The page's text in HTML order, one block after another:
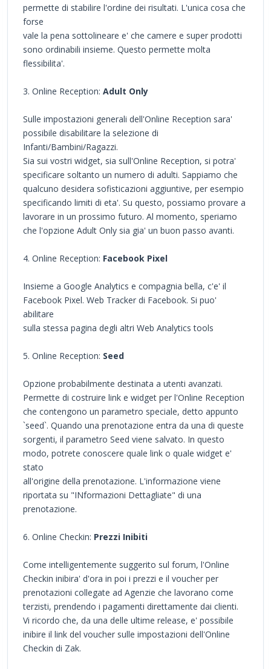
permette di stabilire l'ordine dei risultati. L'unica cosa che
forse
vale la pena sottolineare e' che camere e super prodotti
sono ordinabili insieme. Questo permette molta
flessibilita'.
3. Online Reception: Adult Only
Sulle impostazioni generali dell'Online Reception sara'
possibile disabilitare la selezione di
Infanti/Bambini/Ragazzi.
Sia sui vostri widget, sia sull'Online Reception, si potra'
specificare soltanto un numero di adulti. Sappiamo che
qualcuno desidera sofisticazioni aggiuntive, per esempio
specificando limiti di eta'. Su questo, possiamo provare a
lavorare in un prossimo futuro. Al momento, speriamo
che l'opzione Adult Only sia gia' un buon passo avanti.
4. Online Reception: Facebook Pixel
Insieme a Google Analytics e compagnia bella, c'e' il
Facebook Pixel. Web Tracker di Facebook. Si puo'
abilitare
sulla stessa pagina degli altri Web Analytics tools
5. Online Reception: Seed
Opzione probabilmente destinata a utenti avanzati.
Permette di costruire link e widget per l'Online Reception
che contengono un parametro speciale, detto appunto
`seed`. Quando una prenotazione entra da una di queste
sorgenti, il parametro Seed viene salvato. In questo
modo, potrete conoscere quale link o quale widget e'
stato
all'origine della prenotazione. L'informazione viene
riportata su "INformazioni Dettagliate" di una
prenotazione.
6. Online Checkin: Prezzi Inibiti
Come intelligentemente suggerito sul forum, l'Online
Checkin inibira' d'ora in poi i prezzi e il voucher per
prenotazioni collegate ad Agenzie che lavorano come
terzisti, prendendo i pagamenti direttamente dai clienti.
Vi ricordo che, da una delle ultime release, e' possibile
inibire il link del voucher sulle impostazioni dell'Online
Checkin di Zak.